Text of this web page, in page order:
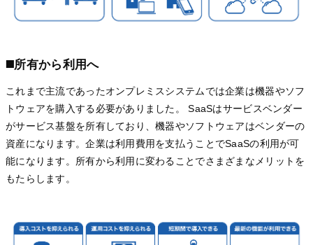
◼️所有から利用へ
これまで主流であったオンプレミスシステムでは企業は機器やソフ
トウェアを購入する必要がありました。 SaaSはサービスベンダー
がサービス基盤を所有しており、機器やソフトウェアはベンダーの
資産になります。企業は利用費用を支払うことでSaaSの利用が可
能になります。所有から利用に変わることでさまざまなメリットを
もたらします。